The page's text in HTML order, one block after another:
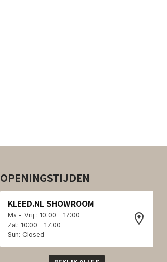
OPENINGSTIJDEN
KLEED.NL SHOWROOM
Ma - Vrij : 10:00 - 17:00
Zat: 10:00 - 17:00
Sun: Closed